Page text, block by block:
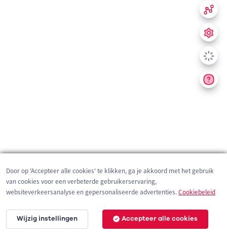
200 m
Door op 'Accepteer alle cookies' te klikken, ga je akkoord met het gebruik
van cookies voor een verbeterde gebruikerservaring,
websiteverkeersanalyse en gepersonaliseerde advertenties.Cookiebeleid
Wijzig instellingen Accepteer alle cookies